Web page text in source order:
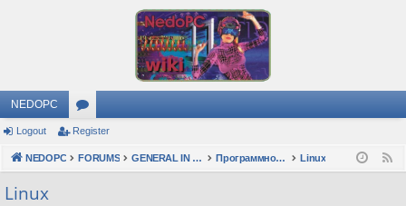
NEDOPC
or
u
Logout Register
NEDOPC FORUMS GENERAL IN RUSSIAN Программное обеспечение Linux
Linux